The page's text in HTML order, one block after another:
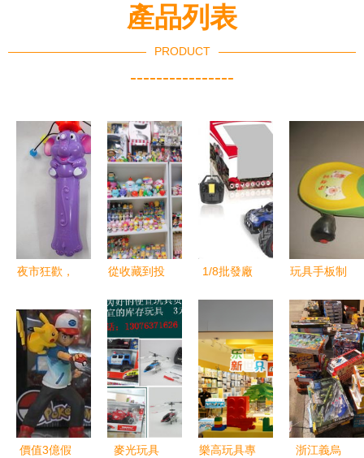
產品列表
PRODUCT
----------------
夜市狂歡，
大象音樂旋
轉電動閃光
風車，點亮
童年歡樂時
光
從收藏到投
可炒”時代
下的盲盒經
濟熱潮
1/8批發廠
城全方位解
析
玩具手板制
攻略 價
格、圖片、
廠家直銷與
銷售策略
價值3億假
麥光玩具
樂高玩具專
浙江義烏